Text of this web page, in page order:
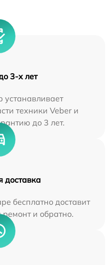
3-х лет
устанавливает
техники Veber и
до 3 лет.
доставка
бесплатно доставит
ремонт и обратно.